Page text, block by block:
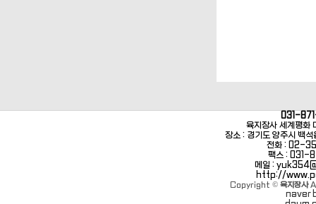
031-
육지장사 세계평화
장소 : 경기도 양주시 백
전화 : 02-
팩스 : 031-
메일 :
http://
Copyright © 육지장사
naver